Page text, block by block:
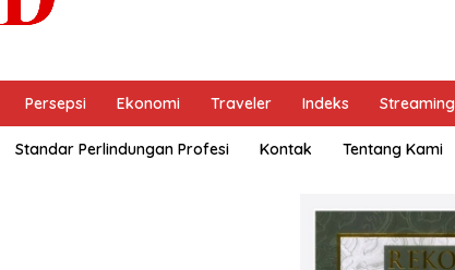
Persepsi Ekonomi Traveler Indeks Streaming
Standar Perlindungan Profesi Kontak Tentang Kami